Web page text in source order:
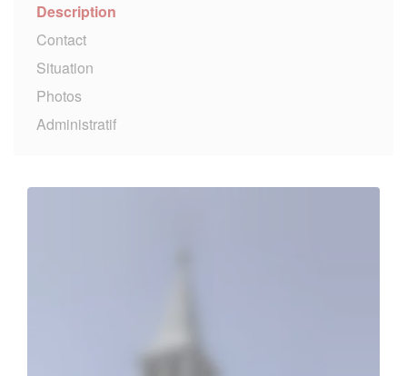
Description
Contact
Situation
Photos
Administratif